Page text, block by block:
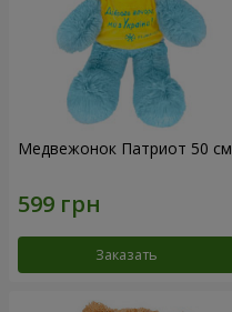
Медвежонок Патриот 50 см
Заказать